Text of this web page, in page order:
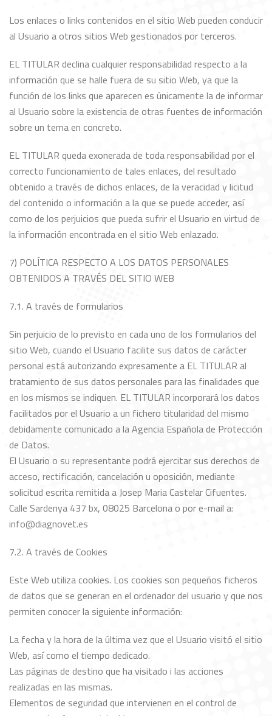
Los enlaces o links contenidos en el sitio Web pueden conducir
al Usuario a otros sitios Web gestionados por terceros.
EL TITULAR declina cualquier responsabilidad respecto a la
información que se halle fuera de su sitio Web, ya que la
función de los links que aparecen es únicamente la de informar
al Usuario sobre la existencia de otras fuentes de información
sobre un tema en concreto.
EL TITULAR queda exonerada de toda responsabilidad por el
correcto funcionamiento de tales enlaces, del resultado
obtenido a través de dichos enlaces, de la veracidad y licitud
del contenido o información a la que se puede acceder, así
como de los perjuicios que pueda sufrir el Usuario en virtud de
la información encontrada en el sitio Web enlazado.
7) POLÍTICA RESPECTO A LOS DATOS PERSONALES
OBTENIDOS A TRAVÉS DEL SITIO WEB
7.1. A través de formularios
Sin perjuicio de lo previsto en cada uno de los formularios del
sitio Web, cuando el Usuario facilite sus datos de carácter
personal está autorizando expresamente a EL TITULAR al
tratamiento de sus datos personales para las finalidades que
en los mismos se indiquen. EL TITULAR incorporará los datos
facilitados por el Usuario a un fichero titularidad del mismo
debidamente comunicado a la Agencia Española de Protección
de Datos.
El Usuario o su representante podrá ejercitar sus derechos de
acceso, rectificación, cancelación u oposición, mediante
solicitud escrita remitida a Josep Maria Castelar Cifuentes.
Calle Sardenya 437 bx, 08025 Barcelona o por e-mail a:
info@diagnovet.es
7.2. A través de Cookies
Este Web utiliza cookies. Los cookies son pequeños ficheros
de datos que se generan en el ordenador del usuario y que nos
permiten conocer la siguiente información:
La fecha y la hora de la última vez que el Usuario visitó el sitio
Web, así como el tiempo dedicado.
Las páginas de destino que ha visitado i las acciones
realizadas en las mismas.
Elementos de seguridad que intervienen en el control de